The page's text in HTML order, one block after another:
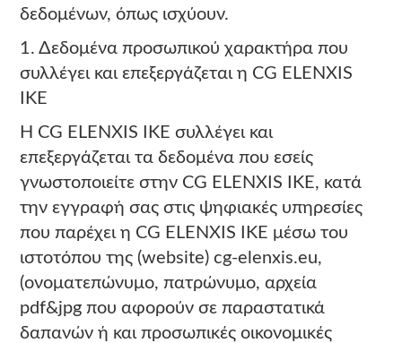
δεδομένων, όπως ισχύουν.
1. Δεδομένα προσωπικού χαρακτήρα που
συλλέγει και επεξεργάζεται η CG ELENXIS
ΙΚΕ
Η CG ELENXIS ΙΚΕ συλλέγει και
επεξεργάζεται τα δεδομένα που εσείς
γνωστοποιείτε στην CG ELENXIS ΙΚΕ, κατά
την εγγραφή σας στις ψηφιακές υπηρεσίες
που παρέχει η CG ELENXIS ΙΚΕ μέσω του
ιστοτόπου της (website) cg-elenxis.eu,
(ονοματεπώνυμο, πατρώνυμο, αρχεία
pdf&jpg που αφορούν σε παραστατικά
δαπανών ή και προσωπικές οικονομικές